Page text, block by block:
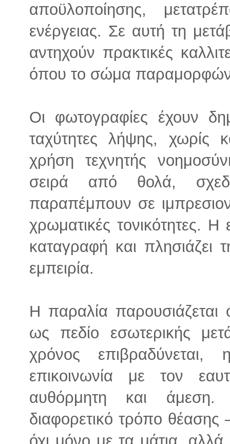
αποϋλοποίησης,
ενέργειας. Σε αυτή τη
αντηχούν πρακτικές
όπου το σώμα
Οι φωτογραφίες έχουν
ταχύτητες λήψης, χωρίς
χρήση τεχνητής
σειρά από θολά,
παραπέμπουν σε
χρωματικές τονικότητες.
καταγραφή και πλησιάζει
εμπειρία.
Η παραλία
ως πεδίο εσωτερικής
χρόνος
επικοινωνία με τον
αυθόρμητη και άμεση.
διαφορετικό τρόπο
όχι μόνο με τα μάτια,